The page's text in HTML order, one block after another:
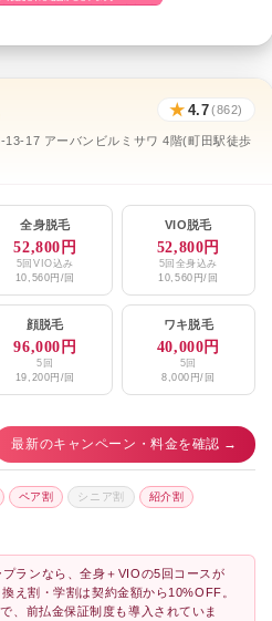
★ 4.7(862)
13-17 アーバンビルミサワ 4階(町田駅徒歩
全身脱毛
52,800円
5回VIO込み
10,560円/回
VIO脱毛
52,800円
5回全身込み
10,560円/回
顔脱毛
96,000円
5回
19,200円/回
ワキ脱毛
40,000円
5回
8,000円/回
最新のキャンペーン・料金を確認 →
ペア割 シニア割 紹介割
ランなら、全身＋VIOの5回コースが
え割・学割は契約金額から10%OFF。
、前払金保証制度も導入されていま